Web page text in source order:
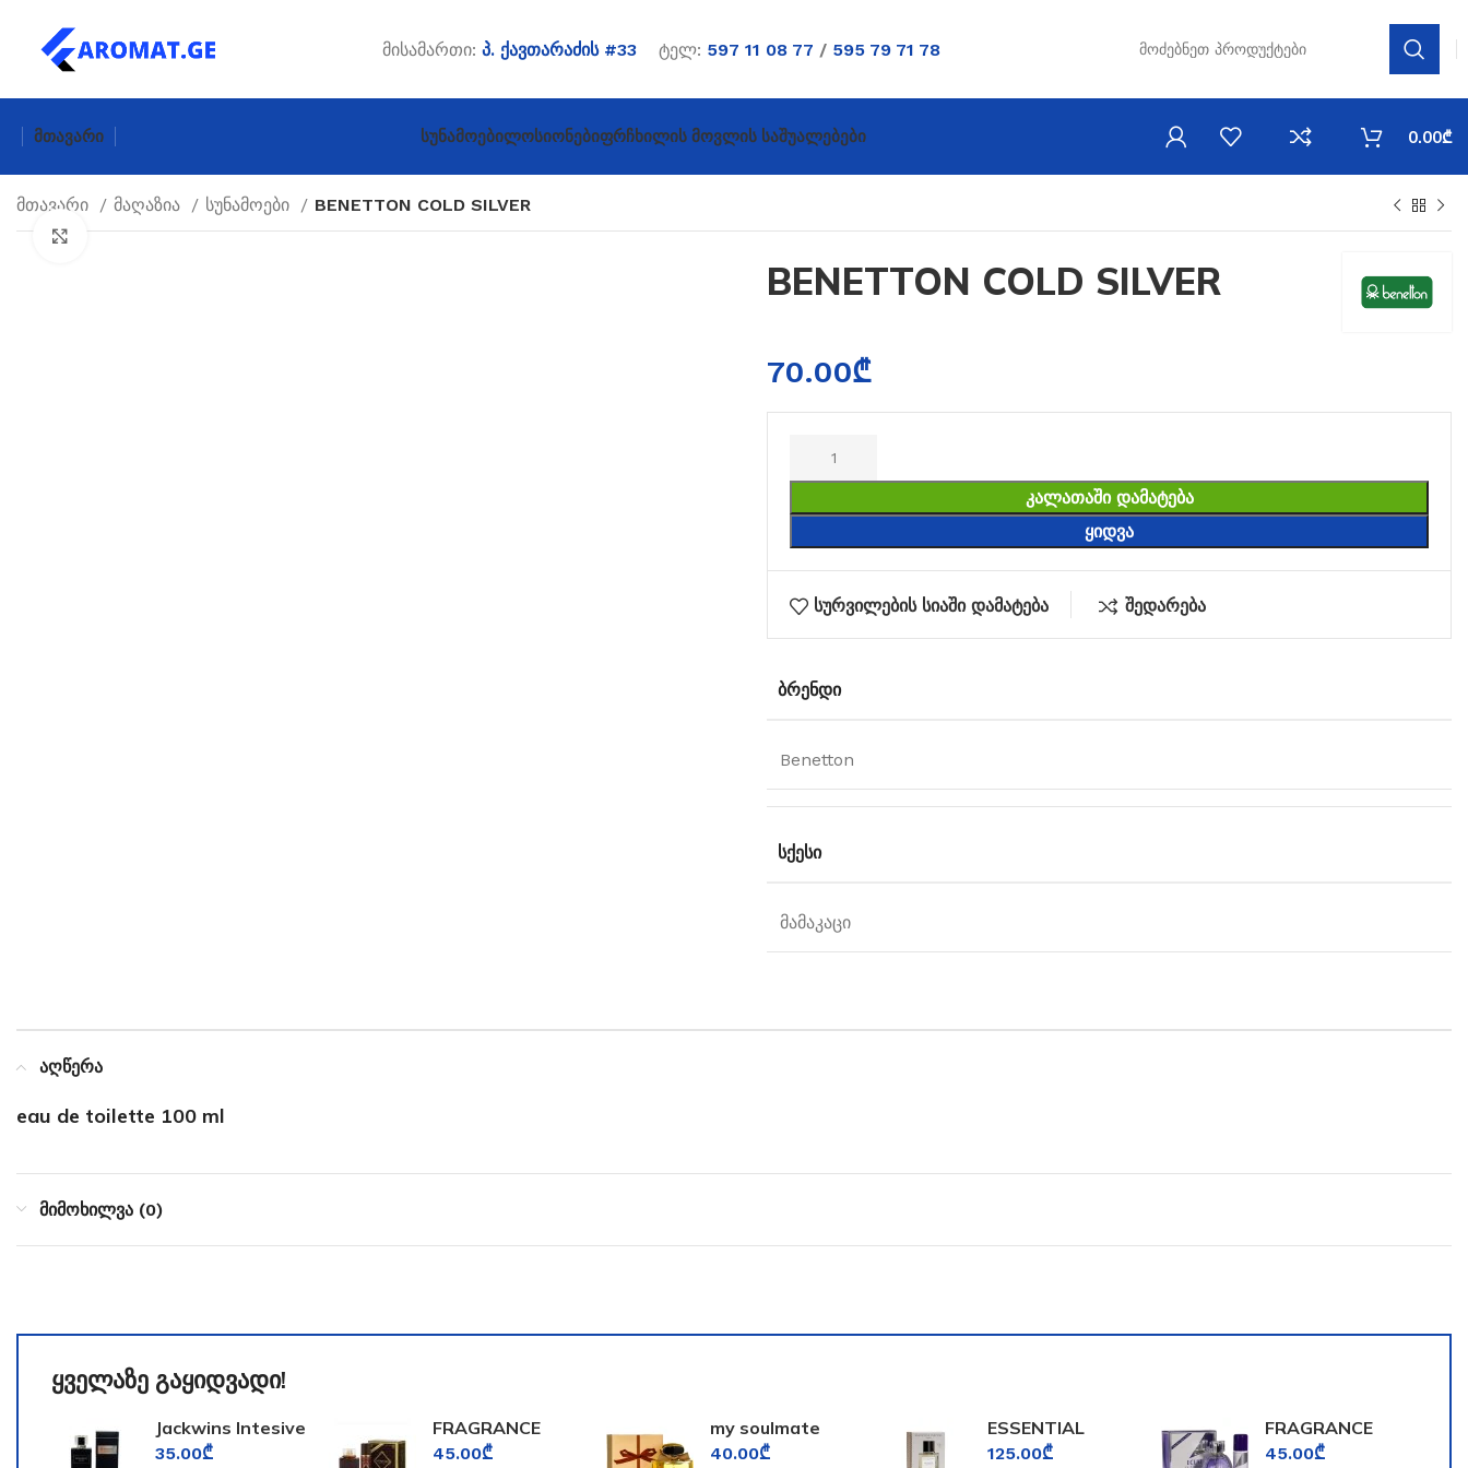
მისამართი: პ. ქავთარაძის #33 ტელ: 597 11 08 77 / 595 79 71 78
Მთავარი ᲡუნამოებიᲚოსიონებიᲤრჩხილის Მოვლის Საშუალებები 0.00₾
მთავარი მაღაზია სუნამოები BENETTON COLD SILVER
Click to enlarge
BENETTON COLD SILVER
70.00₾
ᲙᲐᲚᲐᲗᲐᲨᲘ ᲓᲐᲛᲐᲢᲔᲑᲐ
ᲧᲘᲓᲕᲐ
სურვილების სიაში დამატება შედარება
ᲑᲠᲔᲜᲓᲘ
Benetton
ᲡᲥᲔᲡᲘ
მამაკაცი
აღწერა
eau de toilette 100 ml
მიმოხილვა (0)
ყველაზე გაყიდვადი!
Jackwins Intesive
for Men
35.00₾
FRAGRANCE
WORLD
45.00₾
my soulmate
fragrance world
40.00₾
ESSENTIAL
PARFUMS BOIS
125.00₾
FRAGRANCE
WORLD ECLAT
45.00₾